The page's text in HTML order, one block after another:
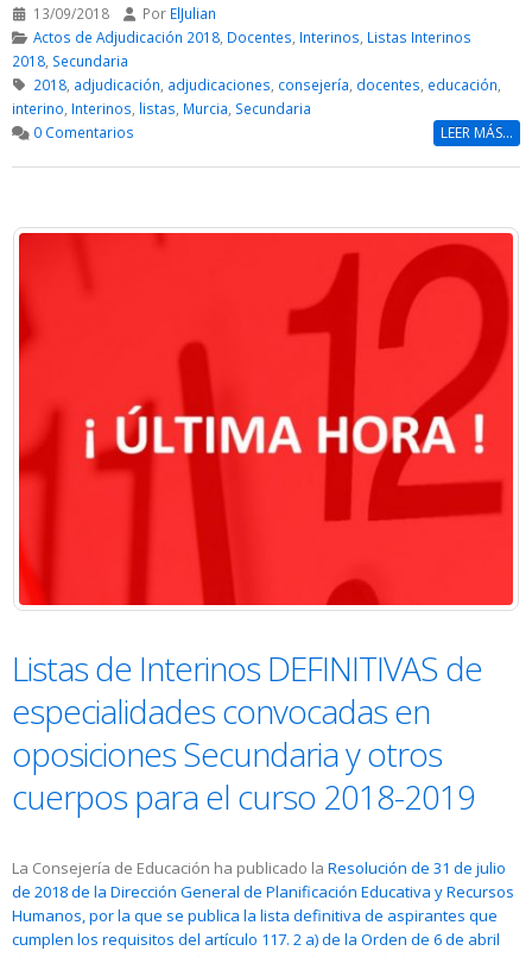
13/09/2018 Por ElJulian
Actos de Adjudicación 2018, Docentes, Interinos, Listas Interinos
2018, Secundaria
2018, adjudicación, adjudicaciones, consejería, docentes, educación,
interino, Interinos, listas, Murcia, Secundaria
0 Comentarios
LEER MÁS...
Listas de Interinos DEFINITIVAS de
especialidades convocadas en
oposiciones Secundaria y otros
cuerpos para el curso 2018-2019
La Consejería de Educación ha publicado la Resolución de 31 de julio
de 2018 de la Dirección General de Planificación Educativa y Recursos
Humanos, por la que se publica la lista definitiva de aspirantes que
cumplen los requisitos del artículo 117. 2 a) de la Orden de 6 de abril